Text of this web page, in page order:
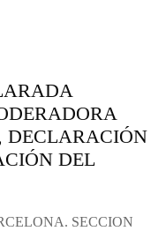
DECLARACIÓN
DEL
SECCION